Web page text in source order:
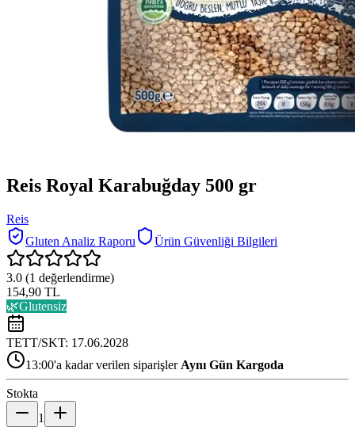
Reis Royal Karabuğday 500 gr
Reis
Gluten Analiz Raporu
Ürün Güvenliği Bilgileri
3.0 (1 değerlendirme)
154,90 TL
🌿Glutensiz
TETT/SKT: 17.06.2028
13:00'a kadar verilen siparişler Aynı Gün Kargoda
Stokta
1